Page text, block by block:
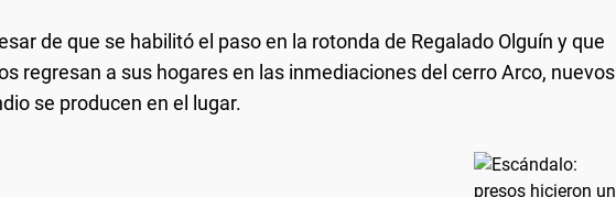
de que se habilitó el paso en la rotonda de Regalado Olguín y que
regresan a sus hogares en las inmediaciones del cerro Arco, nuevos
se producen en el lugar.